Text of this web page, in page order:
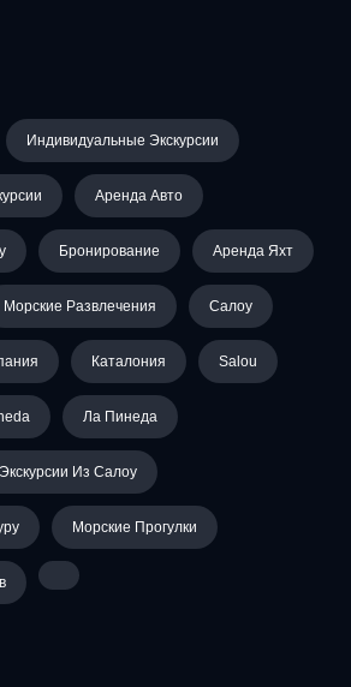
Индивидуальные Экскурсии
Аренда Авто
Бронирование Аренда Яхт
Морские Развлечения Салоу
Каталония Salou
Ла Пинеда
Экскурсии Из Салоу
Морские Прогулки